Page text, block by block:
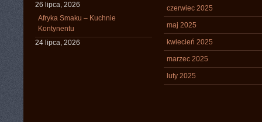
26 lipca, 2026
Afryka Smaku – Kuchnie
Kontynentu
24 lipca, 2026
czerwiec 2025
maj 2025
kwiecień 2025
marzec 2025
luty 2025